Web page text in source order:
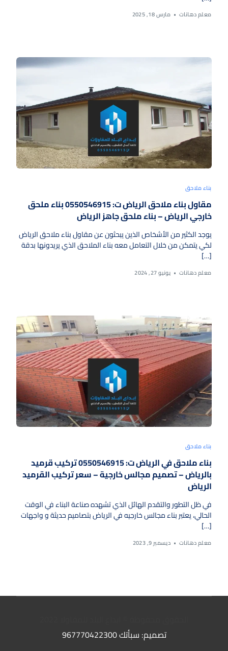
معلم دهانات مارس 18, 2025
بناء ملاحق
مقاول بناء ملاحق الرياض ت: 0550546915 بناء ملحق
خارجي الرياض – بناء ملحق جاهز الرياض
يوجد الكثير من الأشخاص الذين يبحثون عن مقاول بناء ملاحق الرياض
لكي يتمكن من خلال التعامل معه بناء الملاحق الذي يريدونها بدقة
[…]
معلم دهانات يونيو 27, 2024
بناء ملاحق
بناء ملاحق في الرياض ت: 0550546915 تركيب قرميد
بالرياض – تصميم مجالس خارجية – سعر تركيب القرميد
الرياض
في ظل التطور والتقدم الهائل الذي تشهده صناعة البناء في الوقت
الحالي، يعتبر بناء مجالس خارجيه في الرياض بتصاميم حديثة و واجهات
[…]
معلم دهانات ديسمبر 9, 2023
تصميم: سبأتك967770422300
أطلب الأن